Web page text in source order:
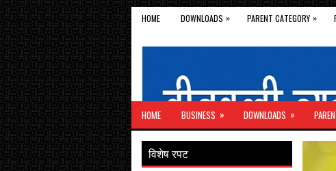
HOME DOWNLOADS » PARENT CATEGORY »
HOME BUSINESS » DOWNLOADS »
विशेष रपट